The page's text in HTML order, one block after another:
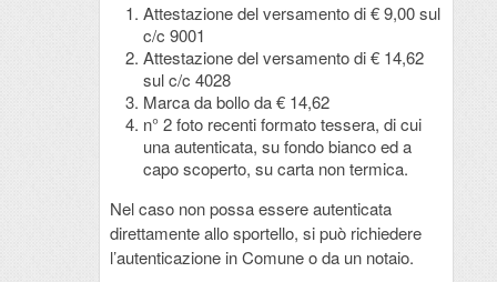
Attestazione del versamento di € 9,00 sul
c/c 9001
Attestazione del versamento di € 14,62
sul c/c 4028
Marca da bollo da € 14,62
n° 2 foto recenti formato tessera, di cui
una autenticata, su fondo bianco ed a
capo scoperto, su carta non termica.
Nel caso non possa essere autenticata
direttamente allo sportello, si può richiedere
l’autenticazione in Comune o da un notaio.